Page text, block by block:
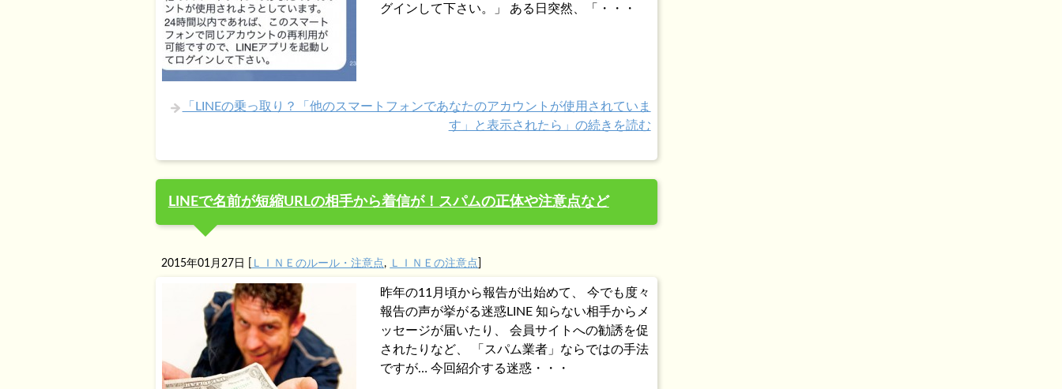
グインして下さい。」 ある日突然、「・・・
「LINEの乗っ取り？「他のスマートフォンであなたのアカウントが使用されていま
す」と表示されたら」の続きを読む
LINEで名前が短縮URLの相手から着信が！スパムの正体や注意点など
2015年01月27日 ＬＩＮＥのルール・注意点, ＬＩＮＥの注意点]
昨年の11月頃から報告が出始めて、 今でも度々
報告の声が挙がる迷惑LINE 知らない相手からメ
ッセージが届いたり、 会員サイトへの勧誘を促
されたりなど、 「スパム業者」ならではの手法
ですが… 今回紹介する迷惑・・・